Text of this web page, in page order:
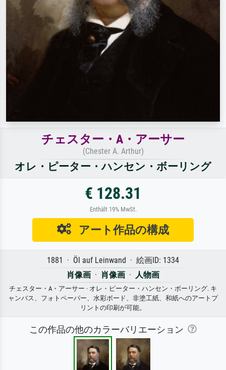
チェスター・A・アーサー
(Chester A. Arthur)
オレ・ピーター・ハンセン・ボーリング
€ 128.31
Enthält 19% MwSt.
アート作品の構成
1881 · Öl auf Leinwand · 絵画ID: 1334
肖像画 · 肖像画 · 人物画
チェスター・A・アーサー · オレ・ピーター・ハンセン・ボーリング. キ
ャンバス、フォトペーパー、水彩ボード、非塗工紙、和紙へのアートプ
リントの印刷が可能。
この作品の他のカラーバリエーション